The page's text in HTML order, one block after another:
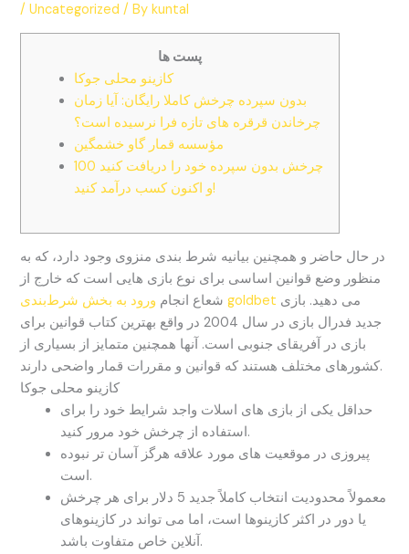
/Uncategorized / Bykuntal
پست ها
کازینو محلی جوکا
بدون سپرده چرخش کاملا رایگان: آیا زمان
چرخاندن قرقره های تازه فرا نرسیده است؟
مؤسسه قمار گاو خشمگین
100 چرخش بدون سپرده خود را دریافت کنید
و اکنون کسب درآمد کنید!
در حال حاضر و همچنین بیانیه شرط بندی منزوی وجود دارد، که به
منظور وضع قوانین اساسی برای نوع بازی هایی است که خارج از
شعاع انجام ورود به بخش شرط‌بندی goldbet
جدید فدرال بازی در سال 2004 در واقع بهترین کتاب قوانین برای
بازی در آفریقای جنوبی است. آنها همچنین متمایز از بسیاری از
کشورهای مختلف هستند که قوانین و مقررات قمار واضحی دارند.
کازینو محلی جوکا
حداقل یکی از بازی های اسلات واجد شرایط خود را برای
استفاده از چرخش خود مرور کنید.
پیروزی در موقعیت های مورد علاقه هرگز آسان تر نبوده
است.
معمولاً محدودیت انتخاب کاملاً جدید 5 دلار برای هر چرخش
یا دور در اکثر کازینوها است، اما می تواند در کازینوهای
آنلاین خاص متفاوت باشد.